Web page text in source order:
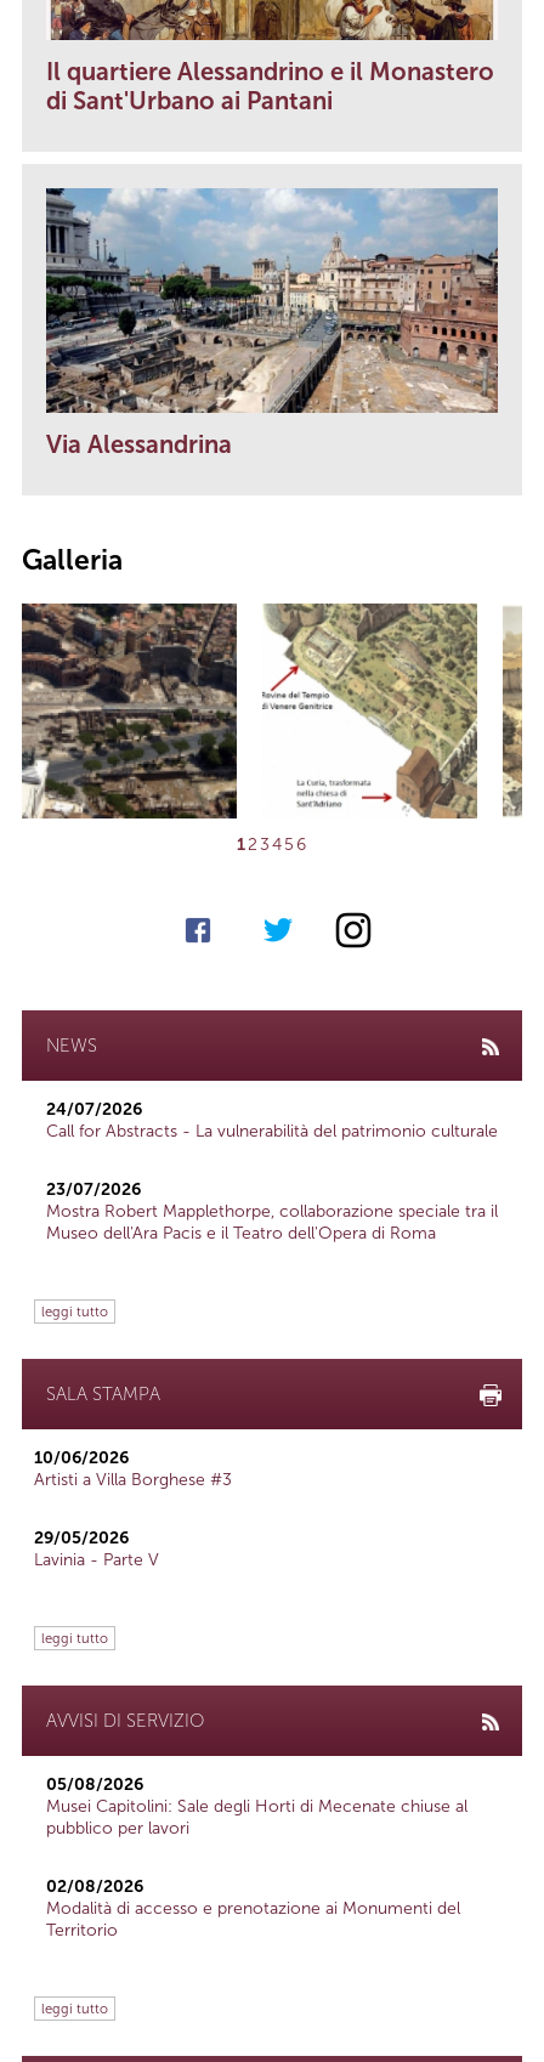
Il quartiere Alessandrino e il Monastero
di Sant'Urbano ai Pantani
Via Alessandrina
Galleria
1234 5 6
NEWS
24/07/2026
Call for Abstracts - La vulnerabilità del patrimonio culturale
23/07/2026
Mostra Robert Mapplethorpe, collaborazione speciale tra il
Museo dell'Ara Pacis e il Teatro dell'Opera di Roma
leggi tutto
SALA STAMPA
10/06/2026
Artisti a Villa Borghese #3
29/05/2026
Lavinia - Parte V
leggi tutto
AVVISI DI SERVIZIO
05/08/2026
Musei Capitolini: Sale degli Horti di Mecenate chiuse al
pubblico per lavori
02/08/2026
Modalità di accesso e prenotazione ai Monumenti del
Territorio
leggi tutto